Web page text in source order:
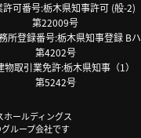
許可番号:栃木県知事許可 (般-2)
第22009号
所登録番号:栃木県知事登録 Bハ
第4202号
物取引業免許:栃木県知事（1）
第5242号
ホールディングス
ループ会社です